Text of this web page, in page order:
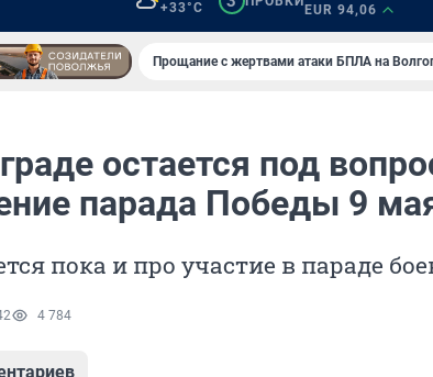
+33°C
EUR 94,06
Прощание с жертвами атаки БПЛА на
остается под
парада Победы 9
пока и про участие в параде
4 784